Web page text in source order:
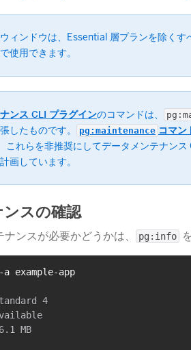
ィンドウは、Essential 層プランを除くす
​で使用できます。
ンス CLI プラグイン​のコマンドは、
したものです。 pg:maintenance コマン
これらを非推奨にしてデータメンテナン
画しています。
スの確認
ンスが必要かどうかは、 pg:info
example-app
4
MB